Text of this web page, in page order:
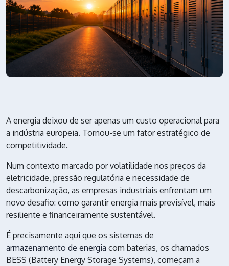
A energia deixou de ser apenas um custo operacional para
a indústria europeia. Tornou-se um fator estratégico de
competitividade.
Num contexto marcado por volatilidade nos preços da
eletricidade, pressão regulatória e necessidade de
descarbonização, as empresas industriais enfrentam um
novo desafio: como garantir energia mais previsível, mais
resiliente e financeiramente sustentável.
É precisamente aqui que os sistemas de
armazenamento de energia com baterias, os chamados
BESS (Battery Energy Storage Systems), começam a